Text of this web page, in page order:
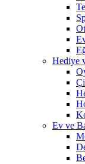
Hediye
Ev ve